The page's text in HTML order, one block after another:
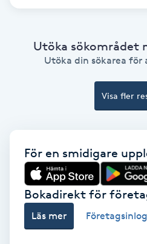
Barnklippning
Brynfärgning
Brynplockning
Utöka sökområdet
Utöka din sökarea
Visa fler
För en smidigare
Bokadirekt för
Läs mer